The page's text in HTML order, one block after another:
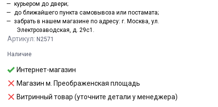
Артикул: N2571
Наличие
Интернет-магазин
Магазин м. Преображенская площадь
Витринный товар (уточните детали у менеджера)
курьером до двери;
до ближайшего пункта самовывоза или постамата;
забрать в нашем магазине по адресу: г. Москва, ул.
Электрозаводская, д. 29с1.